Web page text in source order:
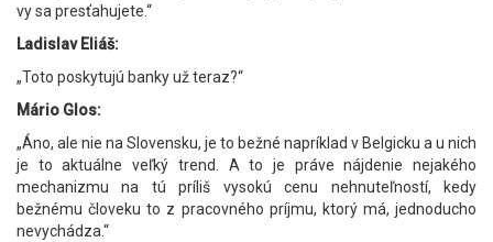
vy sa presťahujete.“
Ladislav Eliáš:
„Toto poskytujú banky už teraz?“
Mário Glos:
„Áno, ale nie na Slovensku, je to bežné napríklad v Belgicku a u nich
je to aktuálne veľký trend. A to je práve nájdenie nejakého
mechanizmu na tú príliš vysokú cenu nehnuteľností, kedy
bežnému človeku to z pracovného príjmu, ktorý má, jednoducho
nevychádza.“